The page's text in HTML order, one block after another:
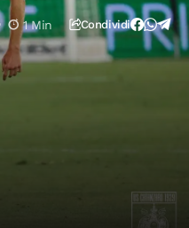
1 Min Condividi